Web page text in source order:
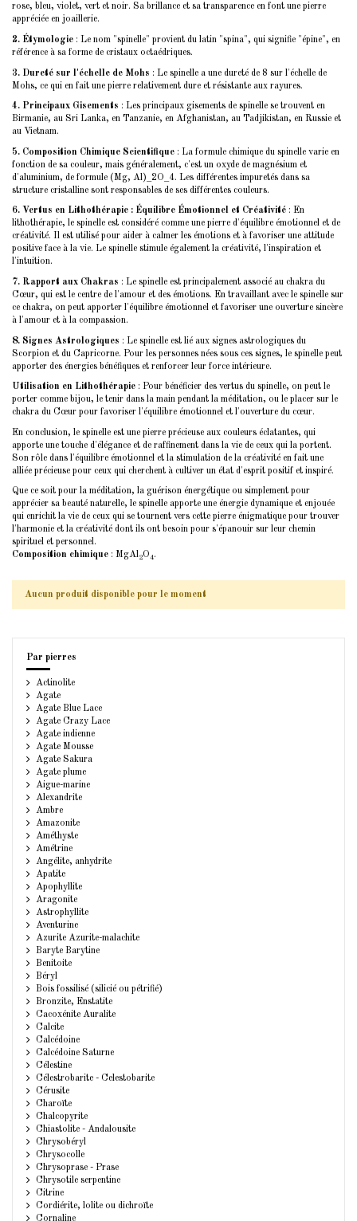
rose, bleu, violet, vert et noir. Sa brillance et sa transparence en font une pierre
appréciée en joaillerie.
2. Étymologie : Le nom "spinelle" provient du latin "spina", qui signifie "épine", en
référence à sa forme de cristaux octaédriques.
3. Dureté sur l'échelle de Mohs : Le spinelle a une dureté de 8 sur l'échelle de
Mohs, ce qui en fait une pierre relativement dure et résistante aux rayures.
4. Principaux Gisements : Les principaux gisements de spinelle se trouvent en
Birmanie, au Sri Lanka, en Tanzanie, en Afghanistan, au Tadjikistan, en Russie et
au Vietnam.
5. Composition Chimique Scientifique : La formule chimique du spinelle varie en
fonction de sa couleur, mais généralement, c'est un oxyde de magnésium et
d'aluminium, de formule (Mg, Al)_2O_4. Les différentes impuretés dans sa
structure cristalline sont responsables de ses différentes couleurs.
6. Vertus en Lithothérapie : Équilibre Émotionnel et Créativité : En
lithothérapie, le spinelle est considéré comme une pierre d'équilibre émotionnel et de
créativité. Il est utilisé pour aider à calmer les émotions et à favoriser une attitude
positive face à la vie. Le spinelle stimule également la créativité, l'inspiration et
l'intuition.
7. Rapport aux Chakras : Le spinelle est principalement associé au chakra du
Cœur, qui est le centre de l'amour et des émotions. En travaillant avec le spinelle sur
ce chakra, on peut apporter l'équilibre émotionnel et favoriser une ouverture sincère
à l'amour et à la compassion.
8. Signes Astrologiques : Le spinelle est lié aux signes astrologiques du
Scorpion et du Capricorne. Pour les personnes nées sous ces signes, le spinelle peut
apporter des énergies bénéfiques et renforcer leur force intérieure.
Utilisation en Lithothérapie : Pour bénéficier des vertus du spinelle, on peut le
porter comme bijou, le tenir dans la main pendant la méditation, ou le placer sur le
chakra du Cœur pour favoriser l'équilibre émotionnel et l'ouverture du cœur.
En conclusion, le spinelle est une pierre précieuse aux couleurs éclatantes, qui
apporte une touche d'élégance et de raffinement dans la vie de ceux qui la portent.
Son rôle dans l'équilibre émotionnel et la stimulation de la créativité en fait une
alliée précieuse pour ceux qui cherchent à cultiver un état d'esprit positif et inspiré.
Que ce soit pour la méditation, la guérison énergétique ou simplement pour
apprécier sa beauté naturelle, le spinelle apporte une énergie dynamique et enjouée
qui enrichit la vie de ceux qui se tournent vers cette pierre énigmatique pour trouver
l'harmonie et la créativité dont ils ont besoin pour s'épanouir sur leur chemin
spirituel et personnel.
Composition chimique : MgAl2O4.
Aucun produit disponible pour le moment
Par pierres
Actinolite
Agate
Agate Blue Lace
Agate Crazy Lace
Agate indienne
Agate Mousse
Agate Sakura
Agate plume
Aigue-marine
Alexandrite
Ambre
Amazonite
Améthyste
Amétrine
Angélite, anhydrite
Apatite
Apophyllite
Aragonite
Astrophyllite
Aventurine
Azurite Azurite-malachite
Baryte Barytine
Benitoite
Béryl
Bois fossilisé (silicié ou pétrifié)
Bronzite, Enstatite
Cacoxénite Auralite
Calcite
Calcédoine
Calcédoine Saturne
Célestine
Célestrobarite - Celestobarite
Cérusite
Charoïte
Chalcopyrite
Chiastolite - Andalousite
Chrysobéryl
Chrysocolle
Chrysoprase - Prase
Chrysotile serpentine
Citrine
Cordiérite, lolite ou dichroïte
Cornaline